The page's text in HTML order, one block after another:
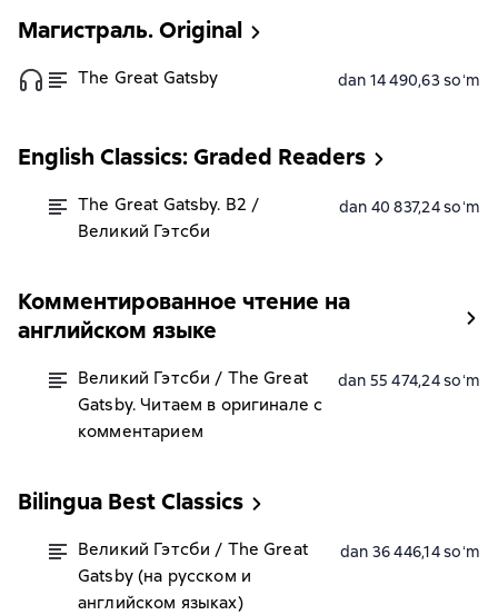
Магистраль. Original
The Great Gatsby dan 14 490,63 soʻm
English Classics: Graded Readers
The Great Gatsby. B2 /
Великий Гэтсби
dan 40 837,24 soʻm
Комментированное чтение на
английском языке
Великий Гэтсби / The Great
Gatsby. Читаем в оригинале с
комментарием
dan 55 474,24 soʻm
Bilingua Best Classics
Великий Гэтсби / The Great
Gatsby (на русском и
английском языках)
dan 36 446,14 soʻm